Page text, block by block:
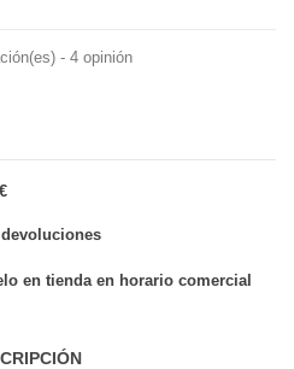
- 4 opinión
en tienda en horario comercial